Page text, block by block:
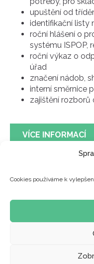
Cookies používáme k
upuštění od
identifikační listy
roční hlášení o
systému ISPOP,
roční výkaz o
úřad
značení nádob,
interní směrnice
zajištění rozborů
VÍCE INFORMACÍ
© ROTTAMI